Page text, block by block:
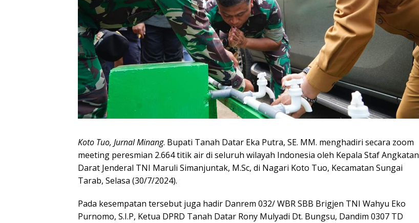
Koto Tuo, Jurnal Minang. Bupati Tanah Datar Eka Putra, SE. MM. menghadiri secara zoom
meeting peresmian 2.664 titik air di seluruh wilayah Indonesia oleh Kepala Staf Angkatan
Darat Jenderal TNI Maruli Simanjuntak, M.Sc, di Nagari Koto Tuo, Kecamatan Sungai
Tarab, Selasa (30/7/2024).
Pada kesempatan tersebut juga hadir Danrem 032/ WBR SBB Brigjen TNI Wahyu Eko
Purnomo, S.I.P, Ketua DPRD Tanah Datar Rony Mulyadi Dt. Bungsu, Dandim 0307 TD